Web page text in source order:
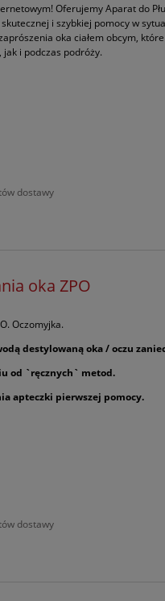
Oferujemy Aparat do
i szybkiej pomocy w
oka ciałem obcym,
i podczas podróży.
dostawy
oka ZPO
Oczomyjka.
destylowaną oka / oczu
od `ręcznych` metod.
apteczki pierwszej pomocy.
dostawy